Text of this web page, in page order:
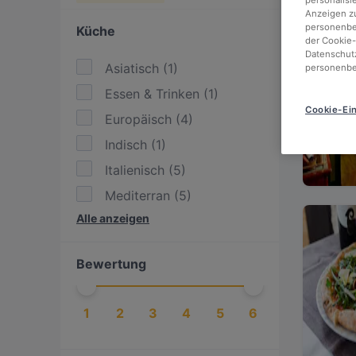
Küche
Asiatisch (1)
Essen & Trinken (1)
Europäisch (4)
Indisch (1)
Italienisch (5)
Mediterran (5)
Pasta (1
Alle anzeigen
Bewertung
1 2 3 4 5 6
Anzeigen
der
Cookie-